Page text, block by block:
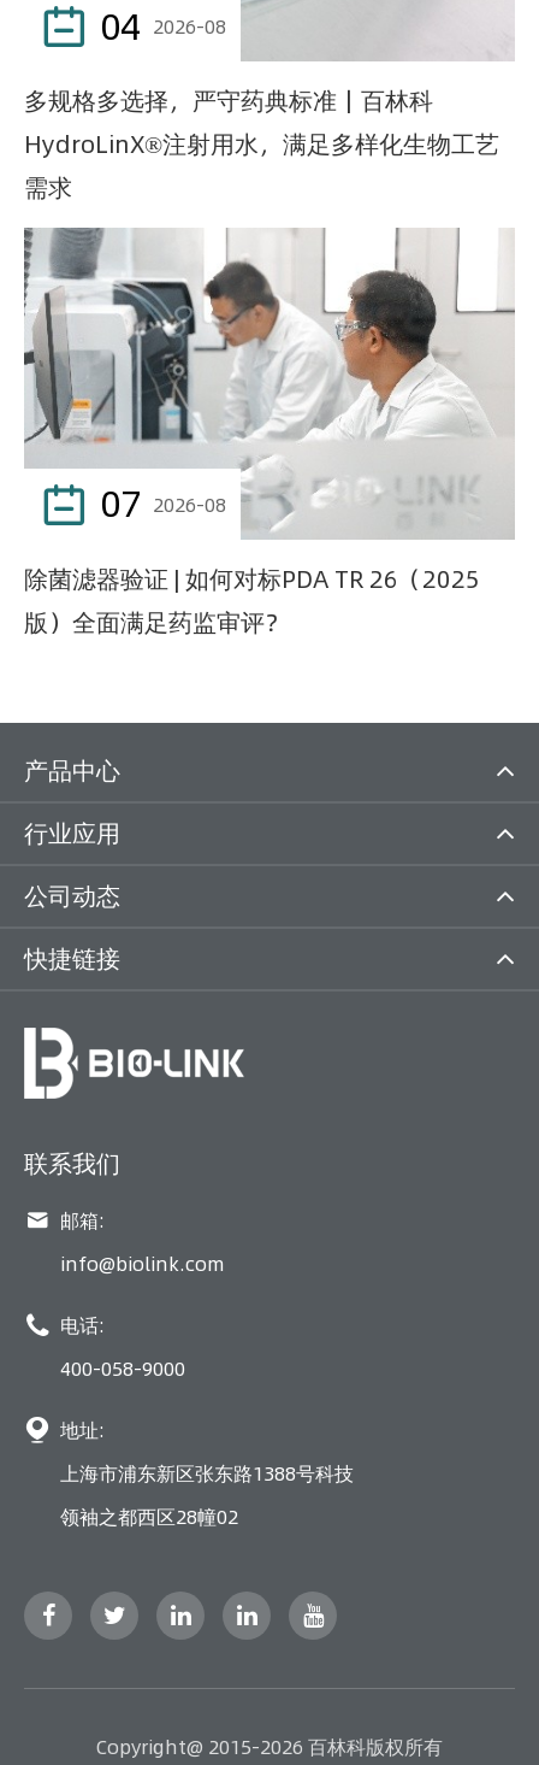
 04 2026-08
多规格多选择，严守药典标准｜百林科
HydroLinX®注射用水，满足多样化生物工艺
需求
 07 2026-08
除菌滤器验证 | 如何对标PDA TR 26（2025
版）全面满足药监审评？
产品中心
行业应用
公司动态
快捷链接
联系我们
 邮箱:
info@biolink.com
 电话:
400-058-9000
 地址:
上海市浦东新区张东路1388号科技
领袖之都西区28幢02
Copyright@ 2015-2026 百林科版权所有